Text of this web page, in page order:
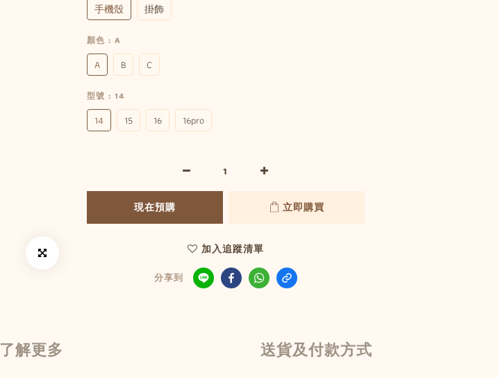
手機殼 掛飾
顏色 : A
A B C
型號 : 14
14 15 16 16pro
現在預購 立即購買
加入追蹤清單
分享到
了解更多 送貨及付款方式